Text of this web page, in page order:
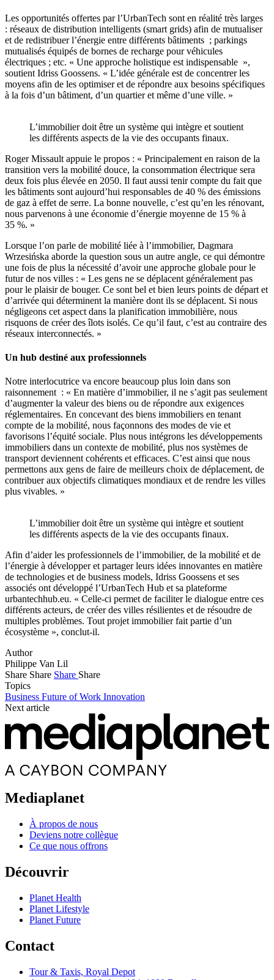
Les opportunités offertes par l’UrbanTech sont en réalité très larges
: réseaux de distribution intelligents (smart grids) afin de mutualiser
et de redistribuer l’énergie entre différents bâtiments ; parkings
mutualisés équipés de bornes de recharge pour véhicules
électriques ; etc. « Une approche holistique est indispensable »,
soutient Idriss Goossens. « L’idée générale est de concentrer les
moyens afin de les optimiser et de répondre aux besoins spécifiques
à la fois d’un bâtiment, d’un quartier et même d’une ville. »
L’immobilier doit être un système qui intègre et soutient
les différents aspects de la vie des occupants finaux.
Roger Missault appuie le propos : « Principalement en raison de la
transition vers la mobilité douce, la consommation électrique sera
deux fois plus élevée en 2050. Il faut aussi tenir compte du fait que
les bâtiments sont aujourd’hui responsables de 40 % des émissions
de gaz à effet de serre. La bonne nouvelle, c’est qu’en les rénovant,
nous parvenons à une économie d’énergie moyenne de 15 % à
35 %. »
Lorsque l’on parle de mobilité liée à l’immobilier, Dagmara
Wrzesińska aborde la question sous un autre angle, ce qui démontre
une fois de plus la nécessité d’avoir une approche globale pour le
futur de nos villes : « Les gens ne se déplacent généralement pas
pour le plaisir de bouger. Ce sont bel et bien leurs points de départ et
d’arrivée qui déterminent la manière dont ils se déplacent. Si nous
négligeons cet aspect dans la planification immobilière, nous
risquons de créer des îlots isolés. Ce qu’il faut, c’est au contraire des
réseaux interconnectés. »
Un hub destiné aux professionnels
Notre interlocutrice va encore beaucoup plus loin dans son
raisonnement : « En matière d’immobilier, il ne s’agit pas seulement
d’augmenter la valeur des biens ou de répondre aux exigences
réglementaires. En concevant des biens immobiliers en tenant
compte de la mobilité, nous façonnons des modes de vie et
favorisons l’équité sociale. Plus nous intégrons les développements
immobiliers dans un contexte de mobilité, plus nos systèmes de
transport deviennent cohérents et efficaces. C’est ainsi que nous
permettons aux gens de faire de meilleurs choix de déplacement, de
contribuer aux objectifs climatiques mondiaux et de rendre les villes
plus vivables. »
L’immobilier doit être un système qui intègre et soutient
les différents aspects de la vie des occupants finaux.
Afin d’aider les professionnels de l’immobilier, de la mobilité et de
l’énergie à développer et partager leurs idées innovantes en matière
de technologies et de business models, Idriss Goossens et ses
associés ont développé l’UrbanTech Hub et sa plateforme
urbantechhub.eu. « Celle-ci permet de faciliter le dialogue entre ces
différents acteurs, de créer des villes résilientes et de résoudre de
multiples problèmes. Tout projet immobilier fait partie d’un
écosystème », conclut-il.
Author
Philippe Van Lil
Share Share Share Share
Topics
Business Future of Work Innovation
Next article
Mediaplanet
À propos de nous
Deviens notre collègue
Ce que nous offrons
Découvrir
Planet Health
Planet Lifestyle
Planet Future
Contact
Tour & Taxis, Royal Depot